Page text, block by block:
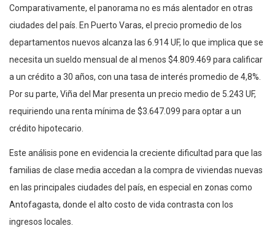
Comparativamente, el panorama no es más alentador en otras
ciudades del país. En Puerto Varas, el precio promedio de los
departamentos nuevos alcanza las 6.914 UF, lo que implica que se
necesita un sueldo mensual de al menos $4.809.469 para calificar
a un crédito a 30 años, con una tasa de interés promedio de 4,8%.
Por su parte, Viña del Mar presenta un precio medio de 5.243 UF,
requiriendo una renta mínima de $3.647.099 para optar a un
crédito hipotecario.
Este análisis pone en evidencia la creciente dificultad para que las
familias de clase media accedan a la compra de viviendas nuevas
en las principales ciudades del país, en especial en zonas como
Antofagasta, donde el alto costo de vida contrasta con los
ingresos locales.